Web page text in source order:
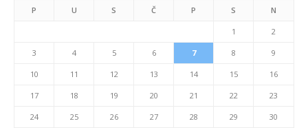
P U S Č P S N
1 2
3 4 5 6 7 8 9
10 11 12 13 14 15 16
17 18 19 20 21 22 23
24 25 26 27 28 29 30